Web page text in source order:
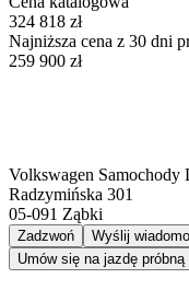
324 818 zł
Najniższa cena z 30 dni
259 900 zł
Volkswagen Samochody
Radzymińska 301
05-091 Ząbki
Zadzwoń
Wyślij
Umów się na jazdę próbną